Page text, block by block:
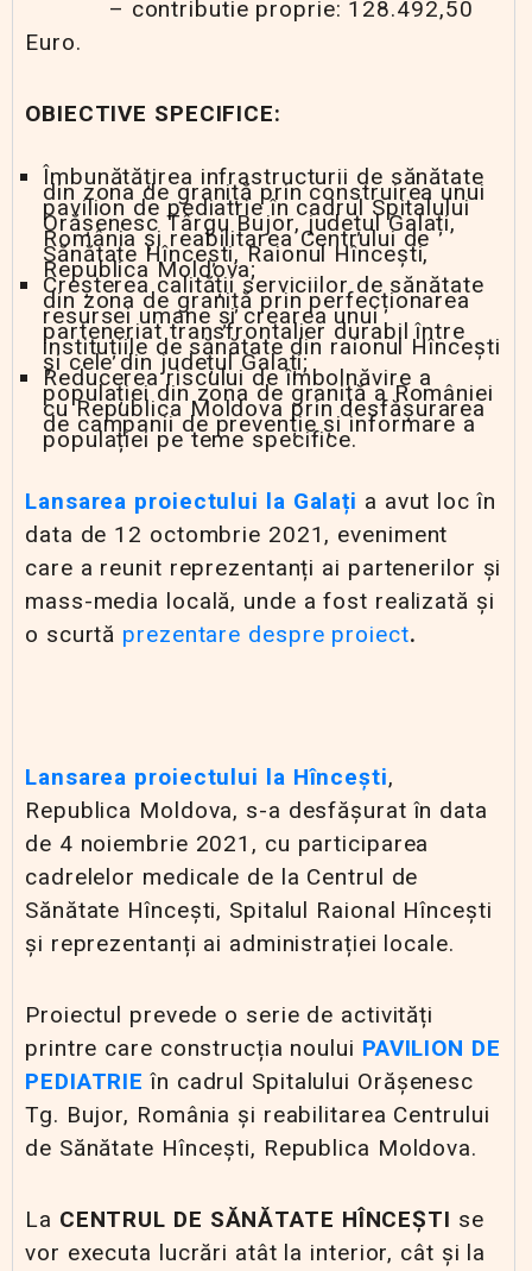
– contributie proprie: 128.492,50
Euro.
OBIECTIVE SPECIFICE:
Îmbunătățirea infrastructurii de sănătate
din zona de graniță prin construirea unui
pavilion de pediatrie în cadrul Spitalului
Orășenesc Târgu Bujor, județul Galați,
România și reabilitarea Centrului de
Sănătate Hîncești, Raionul Hîncești,
Republica Moldova;
Creșterea calității serviciilor de sănătate
din zona de graniță prin perfecționarea
resursei umane și crearea unui
parteneriat transfrontalier durabil între
instituțiile de sănătate din raionul Hîncești
și cele din județul Galați;
Reducerea riscului de îmbolnăvire a
populației din zona de graniță a României
cu Republica Moldova prin desfășurarea
de campanii de prevenție și informare a
populației pe teme specifice.
Lansarea proiectului la Galați a avut loc în
data de 12 octombrie 2021, eveniment
care a reunit reprezentanți ai partenerilor și
mass-media locală, unde a fost realizată și
o scurtă prezentare despre proiect.
Lansarea proiectului la Hîncești,
Republica Moldova, s-a desfășurat în data
de 4 noiembrie 2021, cu participarea
cadrelelor medicale de la Centrul de
Sănătate Hîncești, Spitalul Raional Hîncești
și reprezentanți ai administrației locale.
Proiectul prevede o serie de activități
printre care construcția noului PAVILION DE
PEDIATRIE în cadrul Spitalului Orășenesc
Tg. Bujor, România și reabilitarea Centrului
de Sănătate Hîncești, Republica Moldova.
La CENTRUL DE SĂNĂTATE HÎNCEȘTI se
vor executa lucrări atât la interior, cât și la